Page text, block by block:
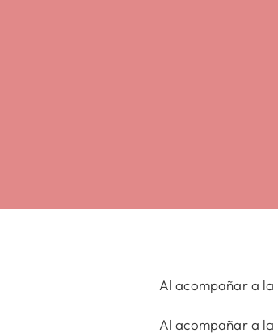
Al acompañar a la
Al acompañar a la